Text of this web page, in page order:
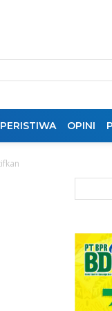
PERISTIWA OPINI